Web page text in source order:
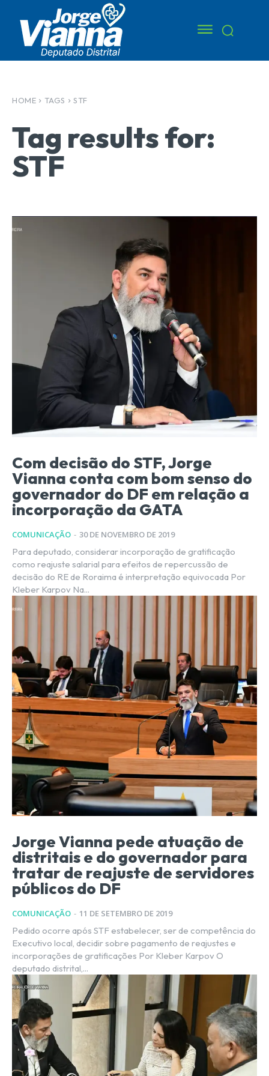
HOME TAGS STF
Tag results for:
STF
Com decisão do STF, Jorge
Vianna conta com bom senso do
governador do DF em relação a
incorporação da GATA
COMUNICAÇÃO - 30 DE NOVEMBRO DE 2019
Para deputado, considerar incorporação de gratificação
como reajuste salarial para efeitos de repercussão de
decisão do RE de Roraima é interpretação equivocada Por
Kleber Karpov Na...
Jorge Vianna pede atuação de
distritais e do governador para
tratar de reajuste de servidores
públicos do DF
COMUNICAÇÃO - 11 DE SETEMBRO DE 2019
Pedido ocorre após STF estabelecer, ser de competência do
Executivo local, decidir sobre pagamento de reajustes e
incorporações de gratificações Por Kleber Karpov O
deputado distrital,...